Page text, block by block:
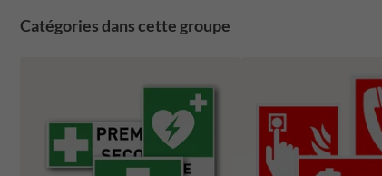
Catégories dans cette groupe